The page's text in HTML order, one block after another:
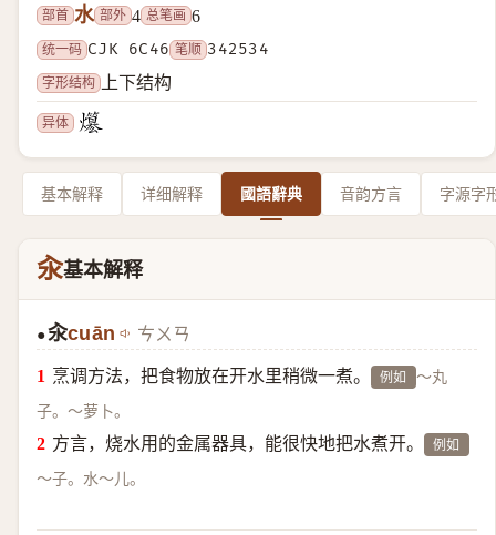
部首 水 部外 4 总笔画 6
统一码 CJK 6C46 笔顺 342534
字形结构
上下结构
异体
基本解释 详细解释 國語辭典 音韵方言 字源字
汆基本解释
●汆cuān ㄘㄨㄢ
烹调方法，把食物放在开水里稍微一煮。 例如 ～丸
子。～萝卜。
方言，烧水用的金属器具，能很快地把水煮开。 例如
～子。水～儿。